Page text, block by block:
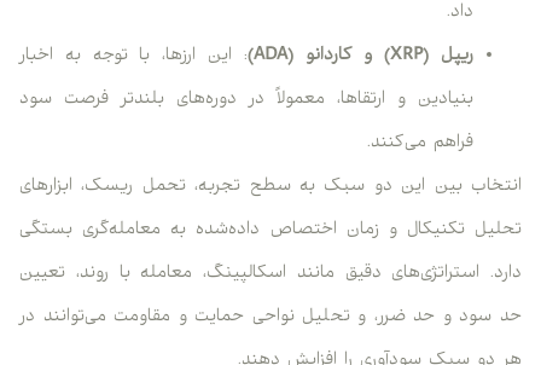
داد.
ریپل (XRP) و کاردانو (ADA)
: این ارزها، با توجه به اخبار
بنیادین و ارتقاها، معمولاً در دوره‌های بلندتر فرصت سود
فراهم می‌کنند.
انتخاب بین این دو سبک به سطح تجربه، تحمل ریسک، ابزارهای
تحلیل تکنیکال و زمان اختصاص داده‌شده به معامله‌گری بستگی
دارد. استراتژی‌های دقیق مانند اسکالپینگ، معامله با روند، تعیین
حد سود و حد ضرر، و تحلیل نواحی حمایت و مقاومت می‌توانند در